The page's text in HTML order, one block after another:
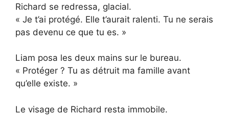
Richard se redressa, glacial.
« Je t’ai protégé. Elle t’aurait ralenti. Tu ne serais
pas devenu ce que tu es. »
Liam posa les deux mains sur le bureau.
« Protéger ? Tu as détruit ma famille avant
qu’elle existe. »
Le visage de Richard resta immobile.